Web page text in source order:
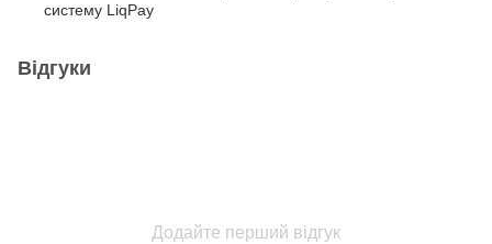
систему LiqPay
Відгуки
Додайте перший відгук